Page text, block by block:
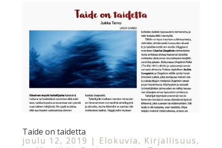
Taide on taidetta
joulu 12, 2019 | Elokuvia, Kirjallisuus,